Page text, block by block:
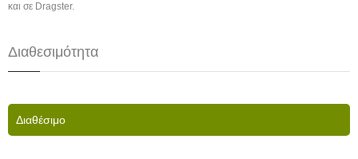
και σε Dragster.
Διαθεσιμότητα
Διαθέσιμο